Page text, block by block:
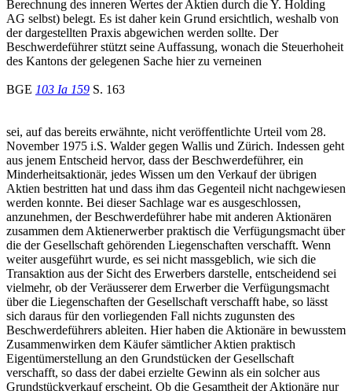
Berechnung des inneren Wertes der Aktien durch die Y. Holding
AG selbst) belegt. Es ist daher kein Grund ersichtlich, weshalb von
der dargestellten Praxis abgewichen werden sollte. Der
Beschwerdeführer stützt seine Auffassung, wonach die Steuerhoheit
des Kantons der gelegenen Sache hier zu verneinen
BGE 103 Ia 159 S. 163
sei, auf das bereits erwähnte, nicht veröffentlichte Urteil vom 28.
November 1975 i.S. Walder gegen Wallis und Zürich. Indessen geht
aus jenem Entscheid hervor, dass der Beschwerdeführer, ein
Minderheitsaktionär, jedes Wissen um den Verkauf der übrigen
Aktien bestritten hat und dass ihm das Gegenteil nicht nachgewiesen
werden konnte. Bei dieser Sachlage war es ausgeschlossen,
anzunehmen, der Beschwerdeführer habe mit anderen Aktionären
zusammen dem Aktienerwerber praktisch die Verfügungsmacht über
die der Gesellschaft gehörenden Liegenschaften verschafft. Wenn
weiter ausgeführt wurde, es sei nicht massgeblich, wie sich die
Transaktion aus der Sicht des Erwerbers darstelle, entscheidend sei
vielmehr, ob der Veräusserer dem Erwerber die Verfügungsmacht
über die Liegenschaften der Gesellschaft verschafft habe, so lässt
sich daraus für den vorliegenden Fall nichts zugunsten des
Beschwerdeführers ableiten. Hier haben die Aktionäre in bewusstem
Zusammenwirken dem Käufer sämtlicher Aktien praktisch
Eigentümerstellung an den Grundstücken der Gesellschaft
verschafft, so dass der dabei erzielte Gewinn als ein solcher aus
Grundstückverkauf erscheint. Ob die Gesamtheit der Aktionäre nur